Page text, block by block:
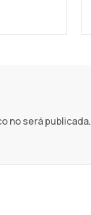
no será publicada.